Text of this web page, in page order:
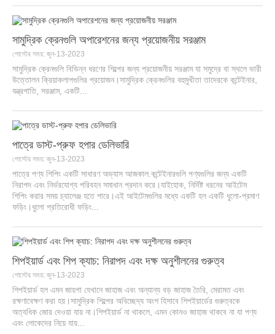
সামুদ্রিক ক্রেনগুলি অপারেশনের জন্য প্রয়োজনীয় সরঞ্জাম
পোস্টের সময়: জুন-13-2023
সামুদ্রিক ক্রেনগুলি বিভিন্ন ধরণের শিল্পের জন্য প্রয়োজনীয় সরঞ্জাম যা সমুদ্রে বা স্থলে ভারী
উত্তোলন ক্রিয়াকলাপগুলির প্রয়োজন।সামুদ্রিক ক্রেনগুলির বহুমুখীতা তাদেরকে কন্টেইনার,
যন্ত্রপাতি, সরঞ্জাম, একটি...
পাত্রে ডাস্ট-প্রুফ হপার ডেলিভারি
পোস্টের সময়: জুন-13-2023
পাত্রে পণ্য শিপিং একটি সাধারণ অভ্যাস আজকাল.কন্টেইনারগুলি পণ্যগুলির জন্য একটি
নিরাপদ এবং নির্ভরযোগ্য পরিবহন সমাধান প্রদান করে।যাইহোক, নির্দিষ্ট ধরনের আইটেম
শিপিং করার সময় চ্যালেঞ্জ হতে পারে।এই আইটেমগুলির মধ্যে একটি হল একটি ধুলো-প্রমাণ
ফড়িং।ধুলো প্রতিরোধী ফড়িং...
শিপইয়ার্ড এবং শিপ ক্যাচ: নিরাপদ এবং দক্ষ অনুশীলনের গুরুত্ব
পোস্টের সময়: জুন-13-2023
শিপইয়ার্ড হল এমন জায়গা যেখানে জাহাজ এবং অন্যান্য বড় জাহাজ তৈরি, মেরামত এবং
রক্ষণাবেক্ষণ করা হয়।সামুদ্রিক শিল্পের অবিচ্ছেদ্য অংশ হিসাবে শিপইয়ার্ডের গুরুত্বকে
অত্যধিক জোর দেওয়া যায় না।শিপইয়ার্ড না থাকলে, এমন কোনও জাহাজ থাকবে না যা পণ্য
এবং লোকেদের নিয়ে যায়...